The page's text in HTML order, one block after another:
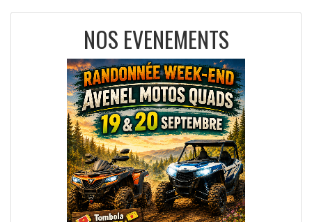
NOS EVENEMENTS